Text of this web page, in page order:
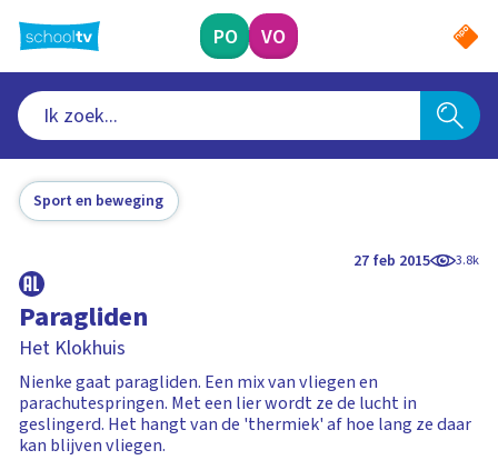
naar
hoofdinhoud
PO VO
Sport en beweging
27 feb 2015 3.8k
Paragliden
Het Klokhuis
Nienke gaat paragliden. Een mix van vliegen en
parachutespringen. Met een lier wordt ze de lucht in
geslingerd. Het hangt van de 'thermiek' af hoe lang ze daar
kan blijven vliegen.